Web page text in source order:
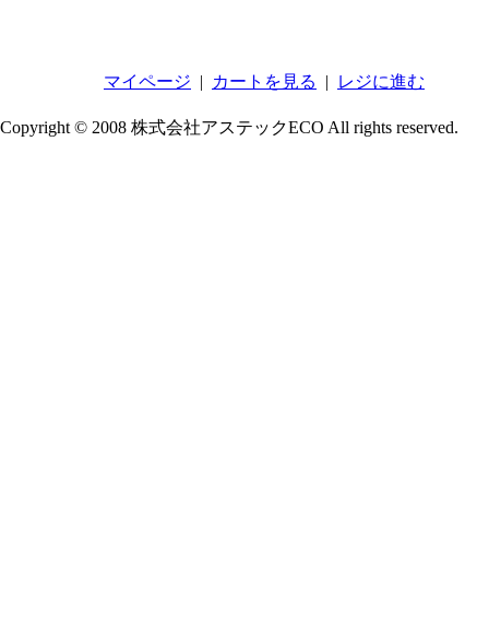
マイページ | カートを見る | レジに進む
Copyright © 2008 株式会社アステックECO All rights reserved.